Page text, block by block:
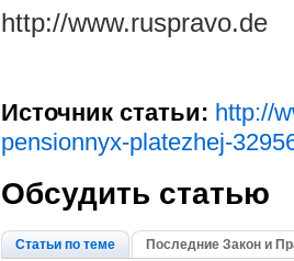
http://www.ruspravo.de
Источник статьи: http://
pensionnyx-platezhej-
Обсудить статью
Статьи по теме Последние Закон и